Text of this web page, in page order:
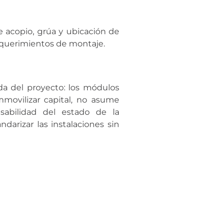
acopio, grúa y ubicación de
de montaje.
del proyecto: los módulos
capital, no asume
del estado de la
las instalaciones sin